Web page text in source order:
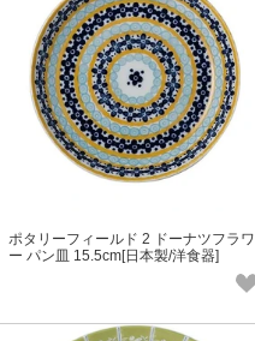
ポタリーフィールド 2 ドーナツフラワ
ー パン皿 15.5cm[日本製/洋食器]